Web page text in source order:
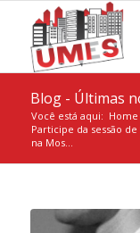
Blog - Últimas
Você está aqui: Home
Participe da sessão
na Mos...